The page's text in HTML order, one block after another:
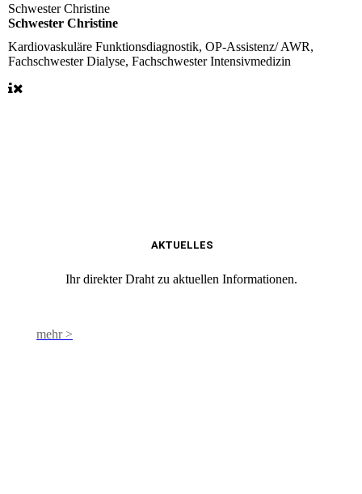
Schwester Christine
Schwester Christine
Kardiovaskuläre Funktionsdiagnostik, OP-Assistenz/ AWR,
Fachschwester Dialyse, Fachschwester Intensivmedizin
AKTUELLES
Ihr direkter Draht zu aktuellen Informationen.
mehr >